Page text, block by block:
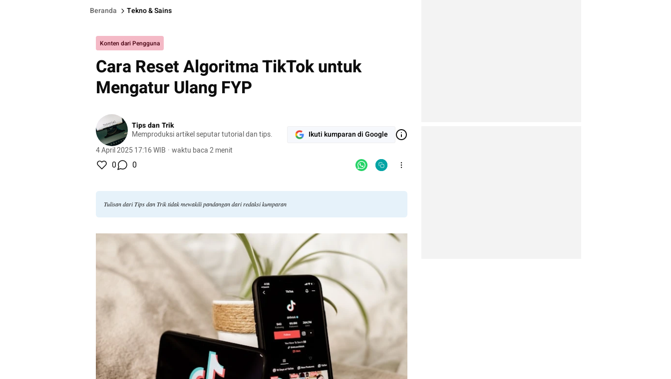
Beranda Tekno & Sains
Konten dari Pengguna
Cara Reset Algoritma TikTok untuk
Mengatur Ulang FYP
Tips dan Trik
Memproduksi artikel seputar tutorial dan tips.
4 April 2025 17:16 WIB · waktu baca 2 menit
Ikuti kumparan di Google
0 0
Tulisan dari Tips dan Trik tidak mewakili pandangan dari redaksi kumparan